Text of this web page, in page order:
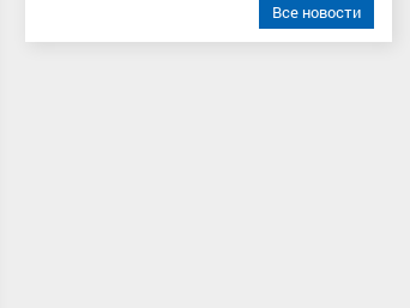
Все новости